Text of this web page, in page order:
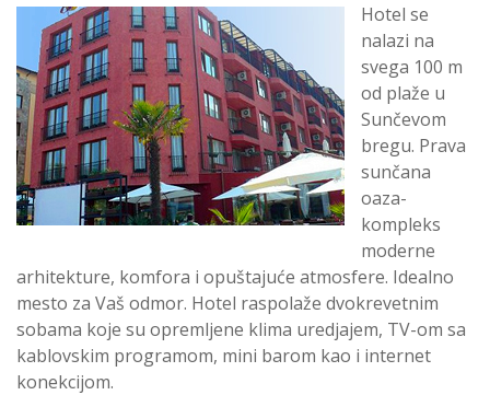
Hotel se
nalazi na
svega 100 m
od plaže u
Sunčevom
bregu. Prava
sunčana
oaza-
kompleks
moderne
arhitekture, komfora i opuštajuće atmosfere. Idealno
mesto za Vaš odmor. Hotel raspolaže dvokrevetnim
sobama koje su opremljene klima uredjajem, TV-om sa
kablovskim programom, mini barom kao i internet
konekcijom.